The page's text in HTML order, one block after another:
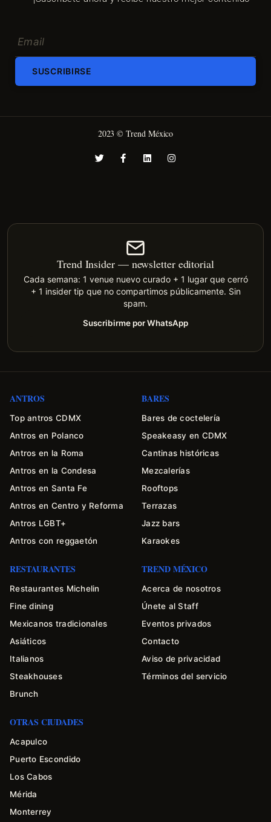
SUSCRIBIRSE
2023 © Trend México
Trend Insider — newsletter editorial
Cada semana: 1 venue nuevo curado + 1 lugar que cerró
+ 1 insider tip que no compartimos públicamente. Sin
spam.
Suscribirme por WhatsApp
ANTROS
Top antros CDMX
Antros en Polanco
Antros en la Roma
Antros en la Condesa
Antros en Santa Fe
Antros en Centro y Reforma
Antros LGBT+
Antros con reggaetón
BARES
Bares de coctelería
Speakeasy en CDMX
Cantinas históricas
Mezcalerías
Rooftops
Terrazas
Jazz bars
Karaokes
RESTAURANTES
Restaurantes Michelin
Fine dining
Mexicanos tradicionales
Asiáticos
Italianos
Steakhouses
Brunch
TREND MÉXICO
Acerca de nosotros
Únete al Staff
Eventos privados
Contacto
Aviso de privacidad
Términos del servicio
OTRAS CIUDADES
Acapulco
Puerto Escondido
Los Cabos
Mérida
Monterrey